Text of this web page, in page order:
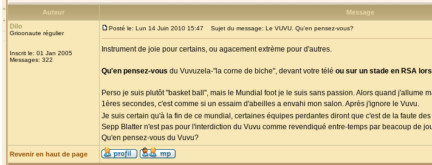
Auteur
Message
Dilo
Grioonaute régulier
Inscrit le: 01 Jan 2005
Messages: 322
Posté le: Lun 14 Juin 2010 15:47 Sujet du message: Le VUVU. Qu'en pensez-vous?
Instrument de joie pour certains, ou agacement extrème pour d'autres.
Qu'en pensez-vous du Vuvuzela-"la corne de biche", devant votre télé ou sur un stade en RSA
Perso je suis plutôt "basket ball", mais le Mundial foot je le suis sans passion. Alors quand j'allume
1ères secondes, c'est comme si un essaim d'abeilles a envahi mon salon. Après j'ignore le Vuvu.
Je suis certain qu'à la fin de ce mundial, certaines équipes perdantes diront que c'est de la faute
Sepp Blatter n'est pas pour l'interdiction du Vuvu comme revendiqué entre-temps par beacoup de
Qu'en pensez-vous du Vuvu?
Revenir en haut de page